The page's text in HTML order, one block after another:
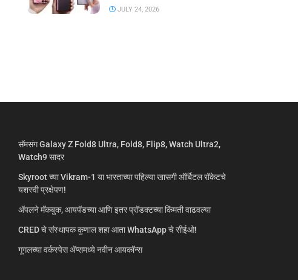
JULY 24, 2026
सॅमसंग Galaxy Z Fold8 Ultra, Fold8, Flip8, Watch Ultra2,
Watch9 सादर
Skyroot च्या Vikram-1 या भारताच्या पहिल्या खासगी ऑर्बिटल रॉकेटचे
यशस्वी प्रक्षेपण!
ॲपलने मॅकबुक, आयपॅडच्या आणि इतर प्रॉडक्टच्या किंमती वाढवल्या
CRED चे संस्थापक कुणाल शहा आता WhatsApp चे सीईओ!
गूगलच्या वर्कस्पेस अ‍ॅप्समध्ये नवीन आयकॉन्स